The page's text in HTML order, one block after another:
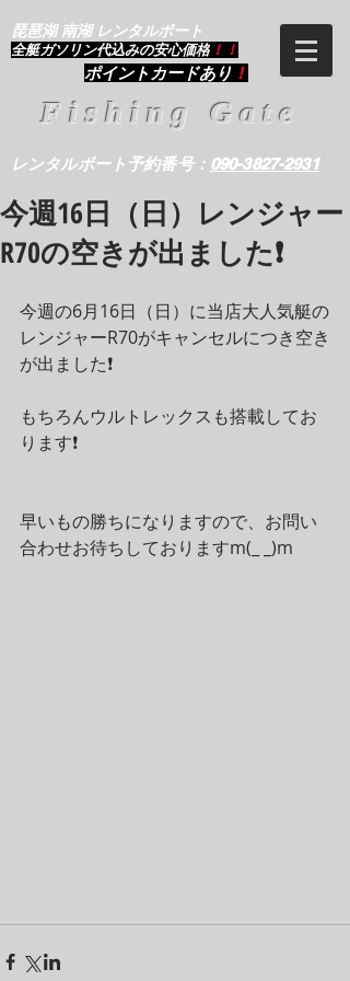
琵琶湖 南湖 レンタルボート
​全艇ガソリン代込みの安心価格 ！！
ポイントカードあり ！
Fishing Gate
レンタルボート予約番号： 090-3827-2931
今週16日（日）レンジャー
R70の空きが出ました❗
今週の6月16日（日）に当店大人気艇の
レンジャーR70がキャンセルにつき空き
が出ました❗
もちろんウルトレックスも搭載してお
ります❗
早いもの勝ちになりますので、お問い
合わせお待ちしておりますm(_ _)m